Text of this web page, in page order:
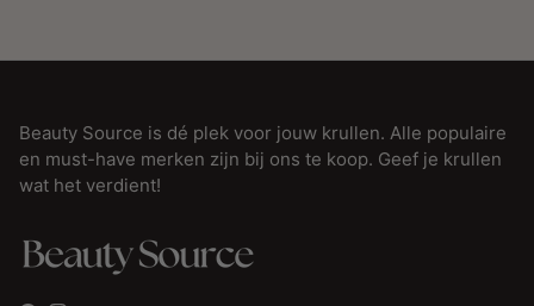
Beauty Source is dé plek voor jouw krullen. Alle populaire
en must-have merken zijn bij ons te koop. Geef je krullen
wat het verdient!